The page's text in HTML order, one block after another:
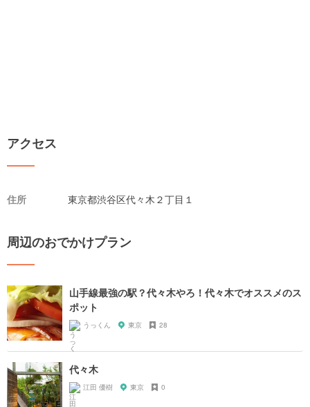
アクセス
住所 東京都渋谷区代々木２丁目１
周辺のおでかけプラン
山手線最強の駅？代々木やろ！代々木でオススメのス
ポット
うっくん 東京 28
代々木
江田 優樹 東京 0